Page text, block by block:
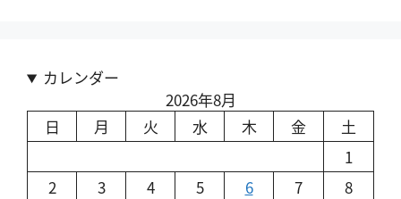
カレンダー
2026年8月
日
月 火 水 木 金
土
1
2
3 4 5 6 7
8